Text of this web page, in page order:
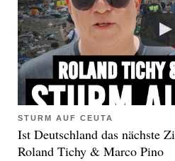
STURM AUF CEUTA
Ist Deutschland das nächste
Roland Tichy & Marco Pino